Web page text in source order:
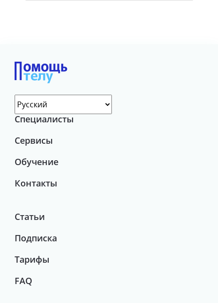
Специалисты
Сервисы
Обучение
Контакты
Статьи
Подписка
Тарифы
FAQ